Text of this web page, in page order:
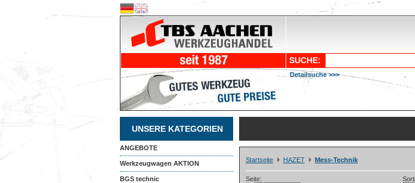
SUCHE:
Detailsuche >>>
UNSERE KATEGORIEN
ANGEBOTE
Werkzeugwagen AKTION
BGS technic
Startseite HAZET Mess-Technik
Seite: